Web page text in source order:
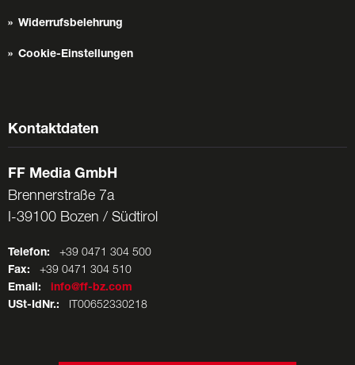
Widerrufsbelehrung
Cookie-Einstellungen
Kontaktdaten
FF Media GmbH
Brennerstraße 7a
I-39100 Bozen / Südtirol
Telefon: +39 0471 304 500
Fax: +39 0471 304 510
Email:
info@ff-bz.com
USt-IdNr.: IT00652330218